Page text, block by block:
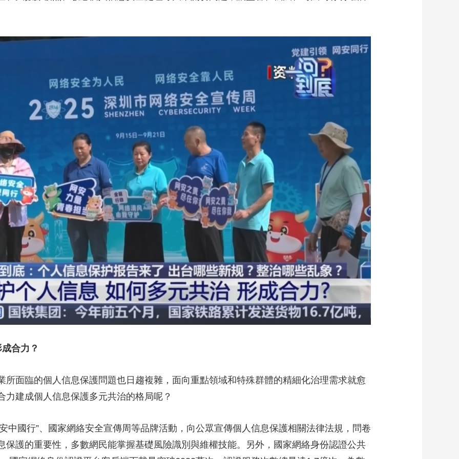
合力？
臨的個人信息保護問題也日趨複雜，面向重點領域和特殊群體的精細化治理需求就愈
建成個人信息保護多元共治的格局呢？
國行”、國家網絡安全宣傳周等品牌活動，向公眾宣傳個人信息保護相關法律法規，問卷
保護的重要性，多數網民能掌握基礎風險識別與維權技能。另外，國家網絡身份認證公共